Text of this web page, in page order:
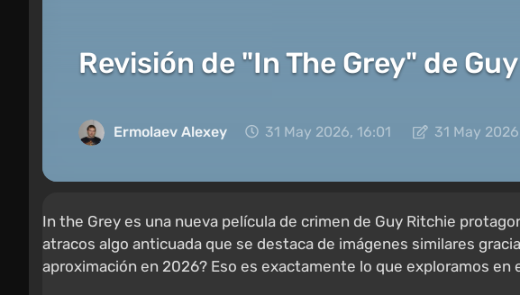
Revisión de "In The Grey" de
Ermolaev Alexey 31 May 2026, 16:01 31 May
In the Grey es una nueva película de crimen de Guy Ritchie
atracos algo anticuada que se destaca de imágenes similares
aproximación en 2026? Eso es exactamente lo que exploramos en